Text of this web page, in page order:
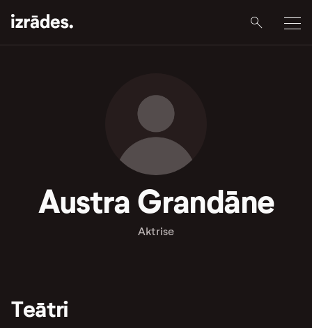
Austra Grandāne
Aktrise
Teātri